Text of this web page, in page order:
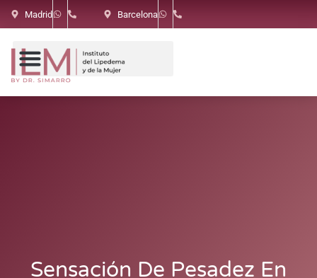
Madrid Barcelona
Sensación De Pesadez En